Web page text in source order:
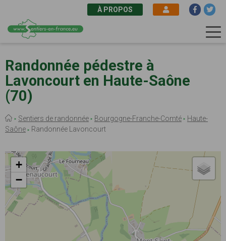
au
contenu
principal
À PROPOS
Randonnée pédestre à
Lavoncourt en Haute-Saône
(70)
Fil
d'Ariane
Sentiers de randonnée Bourgogne-Franche-Comté
Haute-
Saône
Randonnée Lavoncourt
+
−